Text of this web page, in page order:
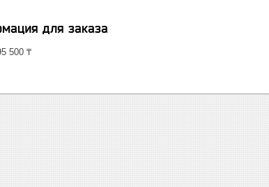
для заказа
500 ₸